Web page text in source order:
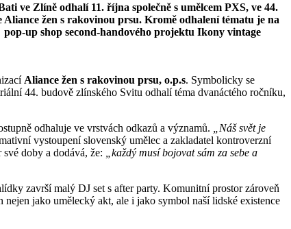
ve Zlíně odhalí 11. října společně s umělcem PXS, ve 44.
žen s rakovinou prsu. Kromě odhalení tématu je na
up shop second-handového projektu Ikony vintage
Aliance žen s rakovinou prsu, o.p.s. Symbolicky se
44. budově zlínského Svitu odhalí téma dvanáctého ročníku,
odhaluje ve vrstvách odkazů a významů.
„Náš svět je
vystoupení slovenský umělec a zakladatel kontroverzní
doby a dodává, že:
„každý musí bojovat sám za sebe a
završí malý DJ set s after party. Komunitní prostor zároveň
jako umělecký akt, ale i jako symbol naší lidské existence